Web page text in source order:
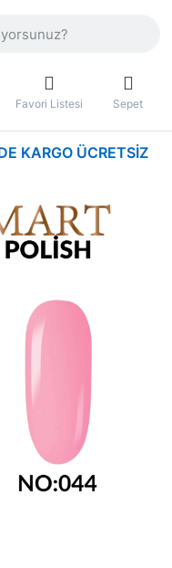
Favori Listesi Sepet
KARGO ÜCRETSIZ